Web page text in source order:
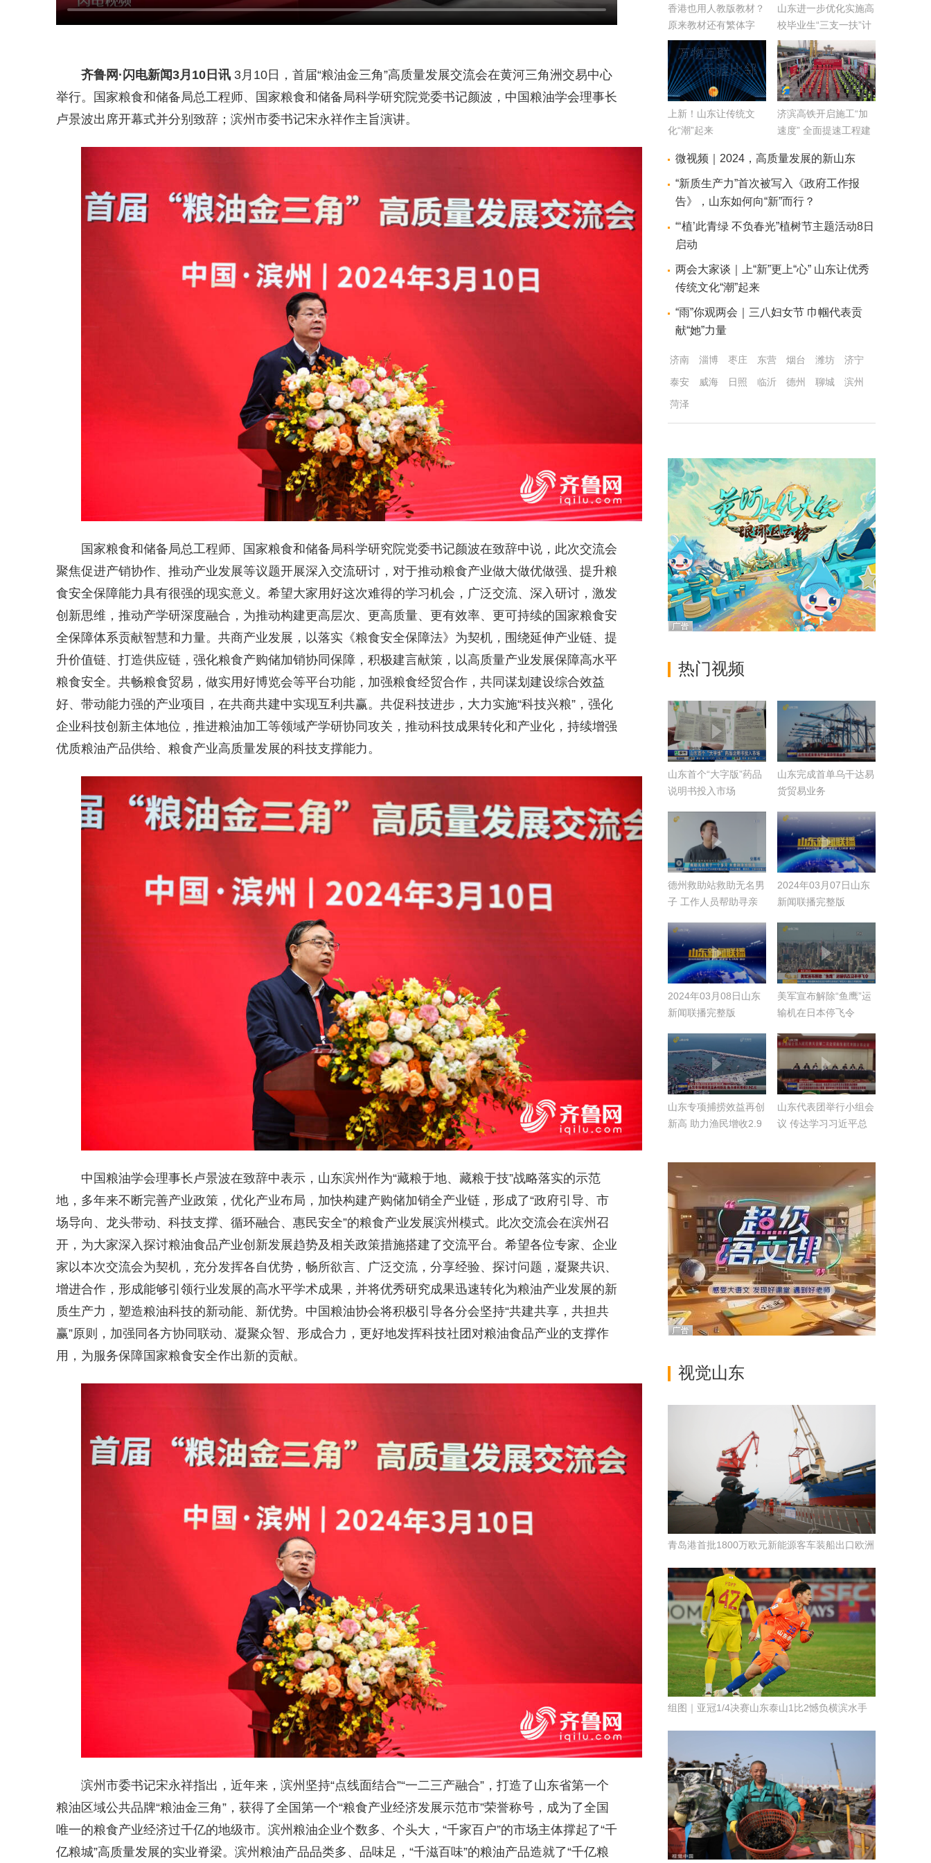
齐鲁网 ·闪电新闻3月10日讯3月10日，首届“粮油金三角”高质量发展交流会在黄河三角洲交易中心
举行。国家粮食和储备局总工程师、国家粮食和储备局科学研究院党委书记颜波，中国粮油学会理事长
卢景波出席开幕式并分别致辞；滨州市委书记宋永祥作主旨演讲。
国家粮食和储备局总工程师、国家粮食和储备局科学研究院党委书记颜波在致辞中说，此次交流会
聚焦促进产销协作、推动产业发展等议题开展深入交流研讨，对于推动粮食产业做大做优做强、提升粮
食安全保障能力具有很强的现实意义。希望大家用好这次难得的学习机会，广泛交流、深入研讨，激发
创新思维，推动产学研深度融合，为推动构建更高层次、更高质量、更有效率、更可持续的国家粮食安
全保障体系贡献智慧和力量。共商产业发展，以落实《粮食安全保障法》为契机，围绕延伸产业链、提
升价值链、打造供应链，强化粮食产购储加销协同保障，积极建言献策，以高质量产业发展保障高水平
粮食安全。共畅粮食贸易，做实用好博览会等平台功能，加强粮食经贸合作，共同谋划建设综合效益
好、带动能力强的产业项目，在共商共建中实现互利共赢。共促科技进步，大力实施“科技兴粮”，强化
企业科技创新主体地位，推进粮油加工等领域产学研协同攻关，推动科技成果转化和产业化，持续增强
优质粮油产品供给、粮食产业高质量发展的科技支撑能力。
中国粮油学会理事长卢景波在致辞中表示，山东滨州作为“藏粮于地、藏粮于技”战略落实的示范
地，多年来不断完善产业政策，优化产业布局，加快构建产购储加销全产业链，形成了“政府引导、市
场导向、龙头带动、科技支撑、循环融合、惠民安全”的粮食产业发展滨州模式。此次交流会在滨州召
开，为大家深入探讨粮油食品产业创新发展趋势及相关政策措施搭建了交流平台。希望各位专家、企业
家以本次交流会为契机，充分发挥各自优势，畅所欲言、广泛交流，分享经验、探讨问题，凝聚共识、
增进合作，形成能够引领行业发展的高水平学术成果，并将优秀研究成果迅速转化为粮油产业发展的新
质生产力，塑造粮油科技的新动能、新优势。中国粮油协会将积极引导各分会坚持“共建共享，共担共
赢”原则，加强同各方协同联动、凝聚众智、形成合力，更好地发挥科技社团对粮油食品产业的支撑作
用，为服务保障国家粮食安全作出新的贡献。
滨州市委书记宋永祥指出，近年来，滨州坚持“点线面结合”“一二三产融合”，打造了山东省第一个
粮油区域公共品牌“粮油金三角”，获得了全国第一个“粮食产业经济发展示范市”荣誉称号，成为了全国
唯一的粮食产业经济过千亿的地级市。滨州粮油企业个数多、个头大，“千家百户”的市场主体撑起了“千
亿粮城”高质量发展的实业脊梁。滨州粮油产品品类多、品味足，“千滋百味”的粮油产品造就了“千亿粮
香港也用人教版教材？
原来教材还有繁体字
版！
山东进一步优化实施高
校毕业生“三支一扶”计
划工作 2024年全省计
划招募1300名左右
上新！山东让传统文
化“潮”起来
济滨高铁开启施工“加
速度” 全面提速工程建
微视频｜2024，高质量发展的新山东
“新质生产力”首次被写入《政府工作报
告》，山东如何向“新”而行？
“‘植’此青绿 不负春光”植树节主题活动8日
启动
两会大家谈｜上“新”更上“心” 山东让优秀
传统文化“潮”起来
“雨”你观两会｜三八妇女节 巾帼代表贡
献“她”力量
济南 淄博 枣庄 东营 烟台 潍坊
济宁
泰安
威海 日照 临沂 德州 聊城
滨州
菏泽
热门视频
山东首个“大字版”药品
说明书投入市场
山东完成首单乌干达易
货贸易业务
德州救助站救助无名男
子 工作人员帮助寻亲
2024年03月07日山东
新闻联播完整版
2024年03月08日山东
新闻联播完整版
美军宣布解除“鱼鹰”运
输机在日本停飞令
山东专项捕捞效益再创
新高 助力渔民增收2.9
山东代表团举行小组会
议 传达学习习近平总
案 继续审查计划报告
和草案、预算报告和草
案【直通2024全国两
会】
视觉山东
青岛港首批1800万欧元新能源客车装船出口欧洲
组图｜亚冠1/4决赛山东泰山1比2憾负横滨水手